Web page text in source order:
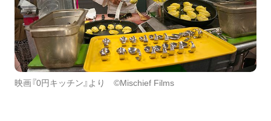
映画『0円キッチン』より ©Mischief Films